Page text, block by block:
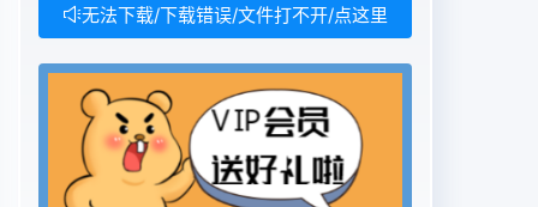
无法下载/下载错误/文件打不开/点这里